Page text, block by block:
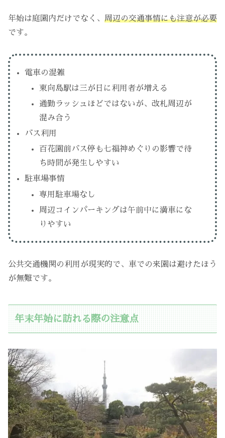
年始は庭園内だけでなく、 周辺の交通事情にも注意が必要
です。
電車の混雑
東向島駅は三が日に利用者が増える
通勤ラッシュほどではないが、改札周辺が
混み合う
バス利用
百花園前バス停も七福神めぐりの影響で待
ち時間が発生しやすい
駐車場事情
専用駐車場なし
周辺コインパーキングは午前中に満車にな
りやすい
公共交通機関の利用が現実的で、車での来園は避けたほう
が無難です。
年末年始に訪れる際の注意点